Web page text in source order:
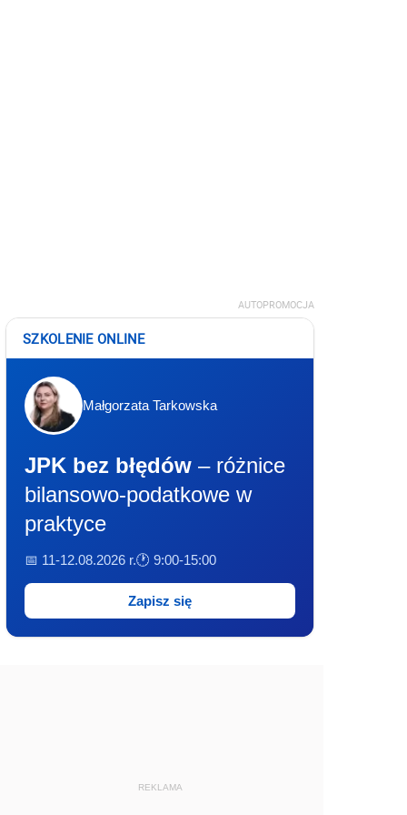
AUTOPROMOCJA
SZKOLENIE ONLINE
Małgorzata Tarkowska
JPK bez błędów – różnice
bilansowo-podatkowe w
praktyce
📅 11-12.08.2026 r.🕐 9:00-15:00
Zapisz się
REKLAMA